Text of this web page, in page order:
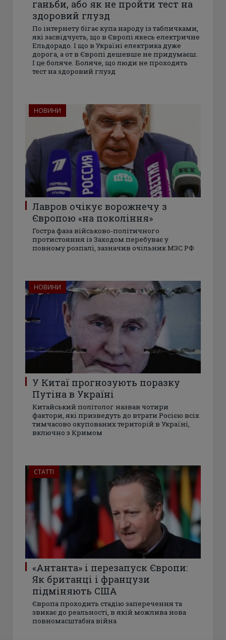
ганьби, або як не пройти тест на
здоровий глузд
По інтернету бігає купа народу із табличками,
які засвідчуєть, що в Європі якесь електричне
Ельдорадо. І що в Україні електрика дуже
дорога, а от в Європі дешевше не придумаєш.
І це боляче. Боляче, що люди не проходять
тест на здоровий глузд
НОВИНИ
Лавров очікує ворожнечу з
Європою «на покоління»
Гостра фаза військово-політичного
протистояння із Заходом перебуває у
повному розпалі, зазначив очільник МЗС РФ
НОВИНИ
У Китаї прогнозують поразку
Путіна в Україні
Китайський політолог назвав чотири
фактори, які призведуть до втрати Росією всіх
тимчасово окупованих територій в Україні,
включно з Кримом
СТАТТІ
«Антанта» і перезапуск Європи:
Як британці і французи
підміняють США
Європа проходить стадію заперечення та
звикає до реальності, в якій можлива нова
повномасштабна війна